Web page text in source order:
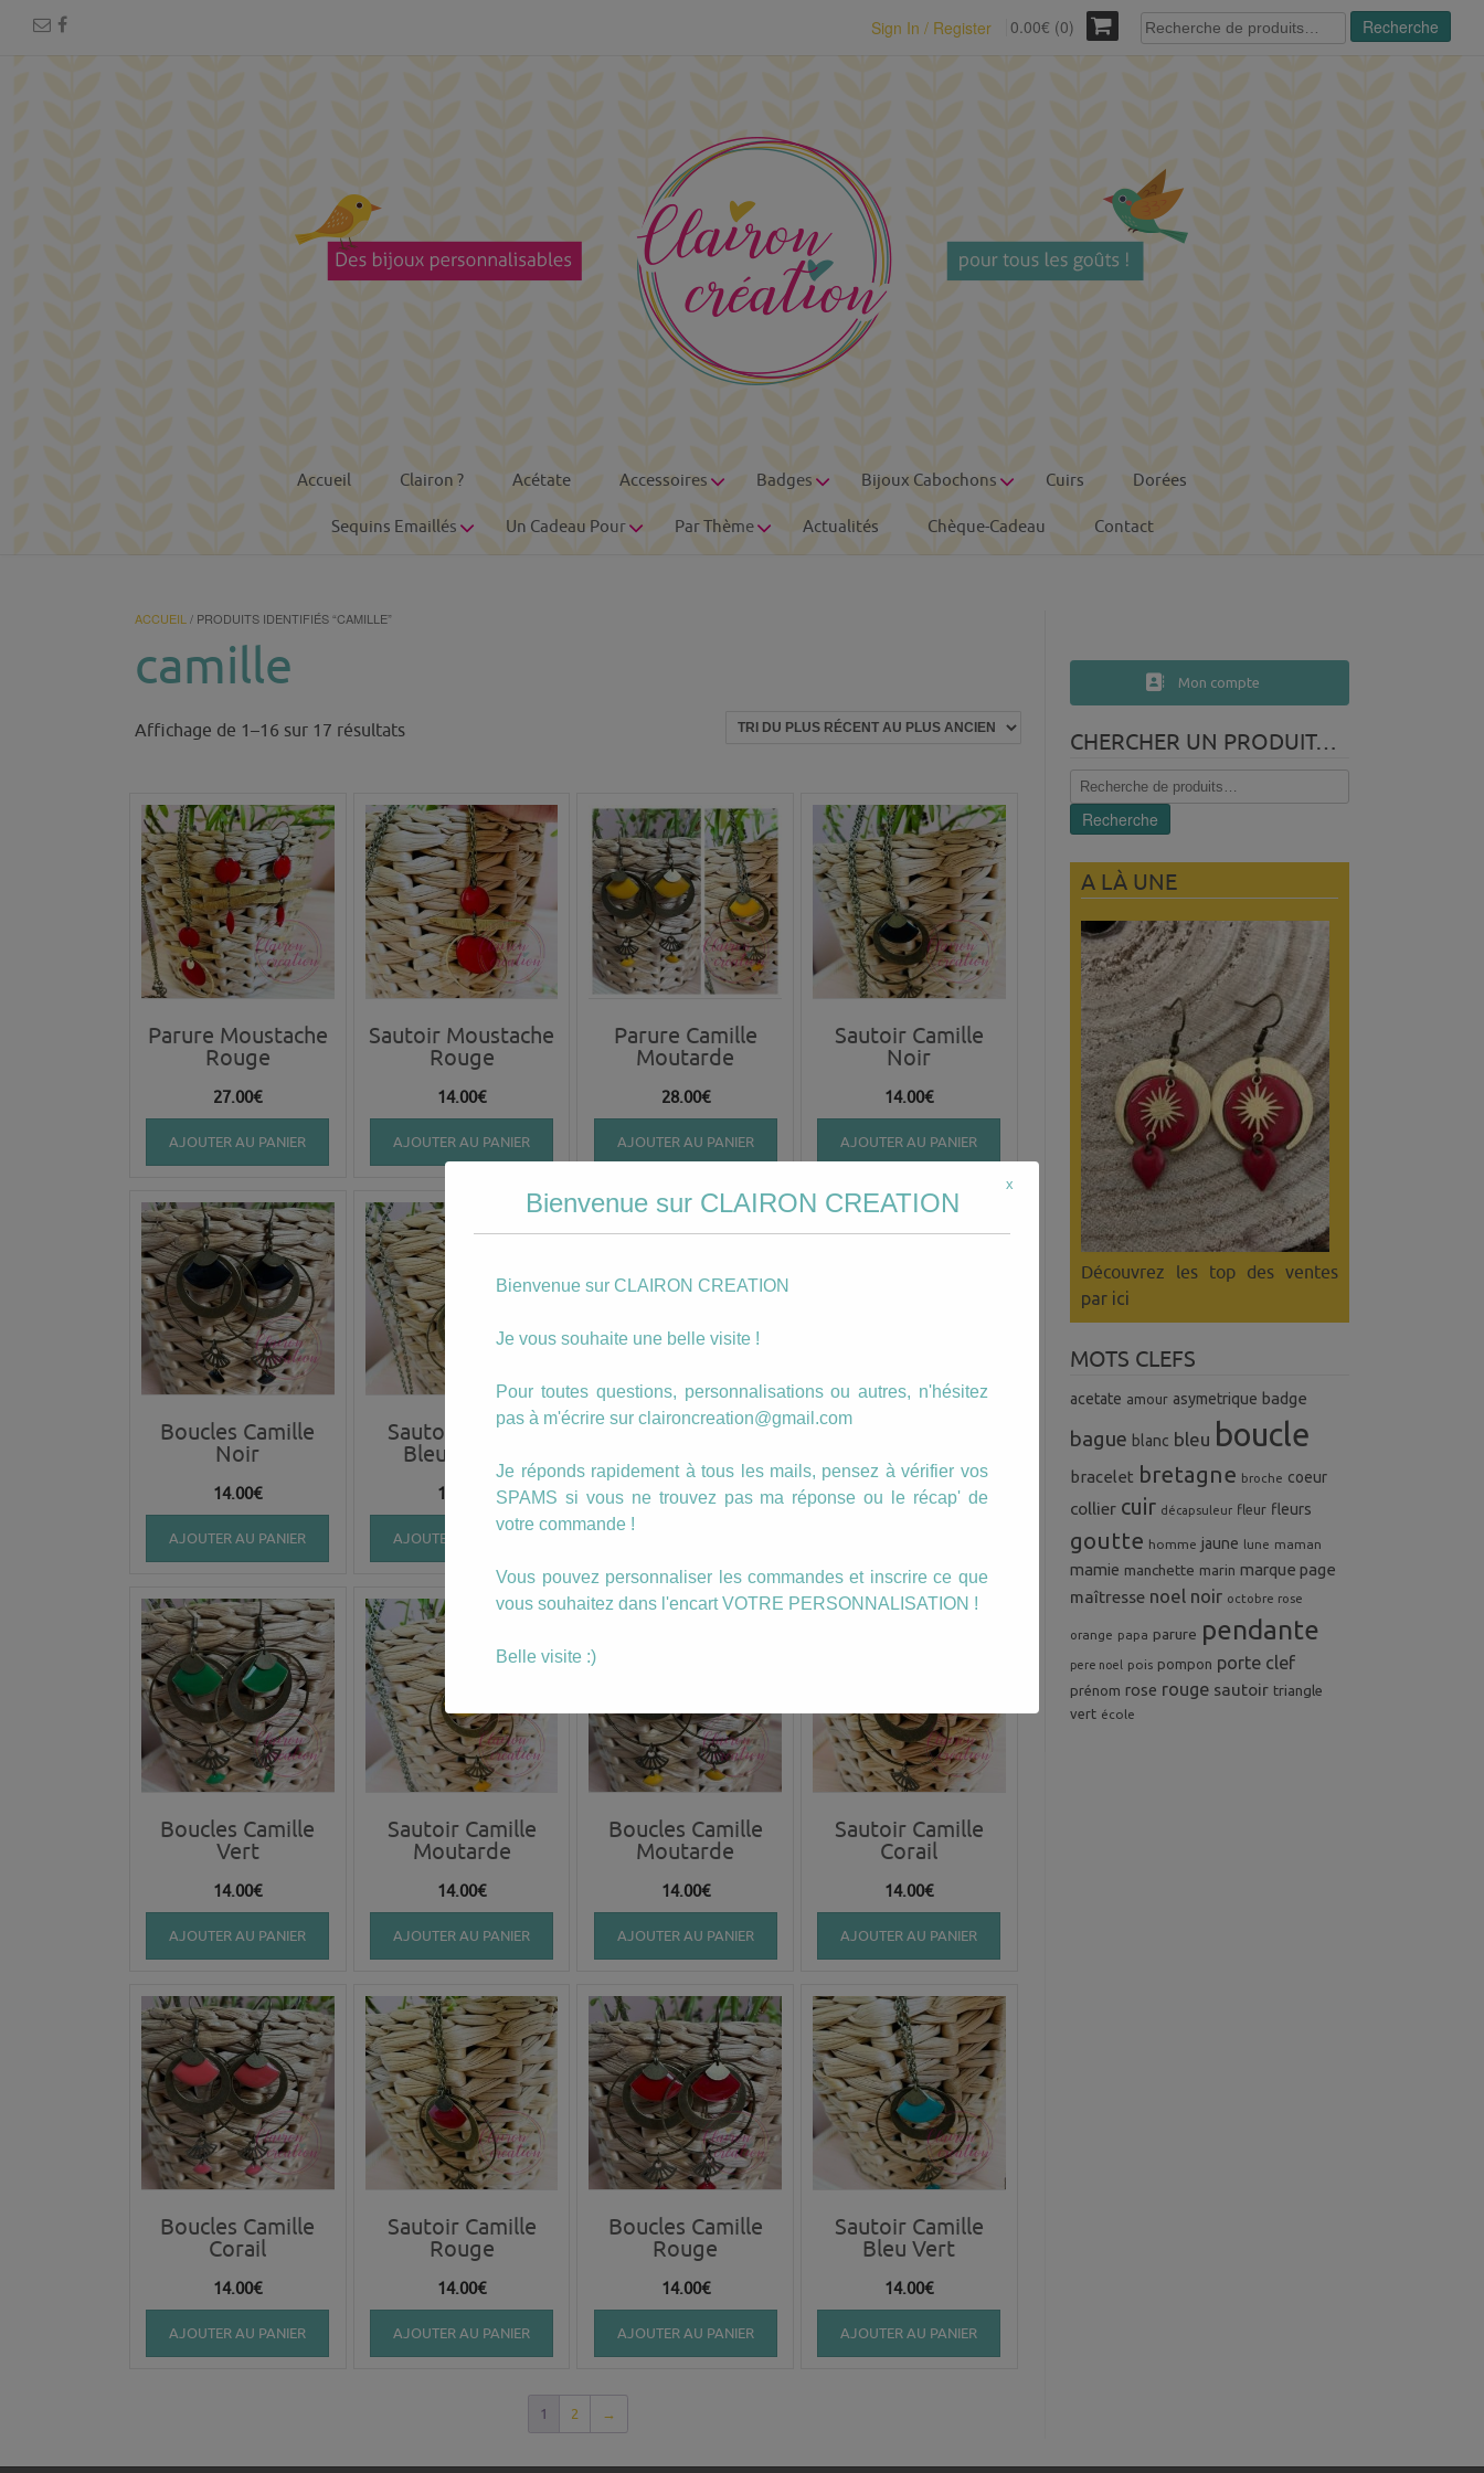
Sign In / Register 0.00€ (0)
Recherche
pour :
Recherche
Accueil Clairon ? Acétate Accessoires Badges Bijoux Cabochons Cuirs Dorées
Sequins Emaillés Un Cadeau Pour Par Thème Actualités Chèque-Cadeau Contact
ACCUEIL / PRODUITS IDENTIFIÉS “CAMILLE”
camille
Affichage de 1–16 sur 17 résultatsTrié
récent
au
plus
ancien
Parure Moustache
Rouge
27.00€
AJOUTER AU PANIER
Sautoir Moustache
Rouge
14.00€
AJOUTER AU PANIER
Parure Camille
Moutarde
28.00€
AJOUTER AU PANIER
Sautoir Camille
Noir
14.00€
AJOUTER AU PANIER
Boucles Camille
Noir
14.00€
AJOUTER AU PANIER
Sautoir Camille
Bleu Marine
14.00
AJOUTER AU PANIER
Boucles Camille
14.00€
Sautoir Camille
14.00€
Boucles Camille
Vert
14.00€
AJOUTER AU PANIER
Sautoir Camille
Moutarde
14.00€
AJOUTER AU PANIER
Boucles Camille
Moutarde
14.00€
AJOUTER AU PANIER
Sautoir Camille
Corail
14.00€
AJOUTER AU PANIER
Boucles Camille
Corail
14.00€
AJOUTER AU PANIER
Sautoir Camille
Rouge
14.00€
AJOUTER AU PANIER
Boucles Camille
Rouge
14.00€
AJOUTER AU PANIER
Sautoir Camille
Bleu Vert
14.00€
AJOUTER AU PANIER
1 2 →
Mon compte
CHERCHER UN PRODUIT…
Recherche
pour :
Recherche
A LÀ UNE
Découvrez les top des ventes
par ici
MOTS CLEFS
acetate amour asymetrique badge
bague blanc bleu boucle
bracelet bretagne broche coeur
collier cuir décapsuleur fleur fleurs
goutte homme jaune lune maman
mamie manchette marin marque page
maîtresse noel noir octobre rose
orange papa parure pendante
pere noel pois pompon porte clef
prénom rose rouge sautoir triangle
vert école
Bienvenue sur CLAIRON CREATION
Bienvenue sur CLAIRON CREATION
Je vous souhaite une belle visite !
Pour toutes questions, personnalisations ou autres, n'hésitez
pas à m'écrire sur claironcreation@gmail.com
Je réponds rapidement à tous les mails, pensez à vérifier vos
SPAMS si vous ne trouvez pas ma réponse ou le récap' de
votre commande !
Vous pouvez personnaliser les commandes et inscrire ce que
vous souhaitez dans l'encart VOTRE PERSONNALISATION !
Belle visite :)
x